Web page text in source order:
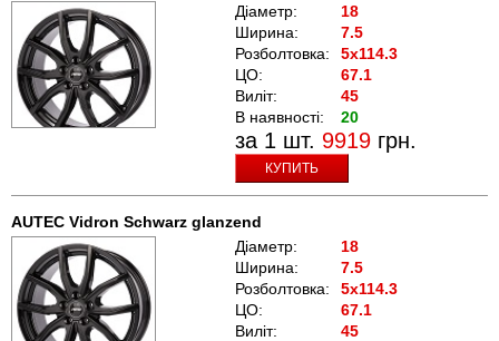
Діаметр:
18
Ширина:
7.5
Розболтовка:
5x114.3
ЦО:
67.1
Виліт:
45
В наявності:
20
за 1 шт. 9919 грн.
КУПИТЬ
AUTEC Vidron Schwarz glanzend
Діаметр:
18
Ширина:
7.5
Розболтовка:
5x114.3
ЦО:
67.1
Виліт:
45